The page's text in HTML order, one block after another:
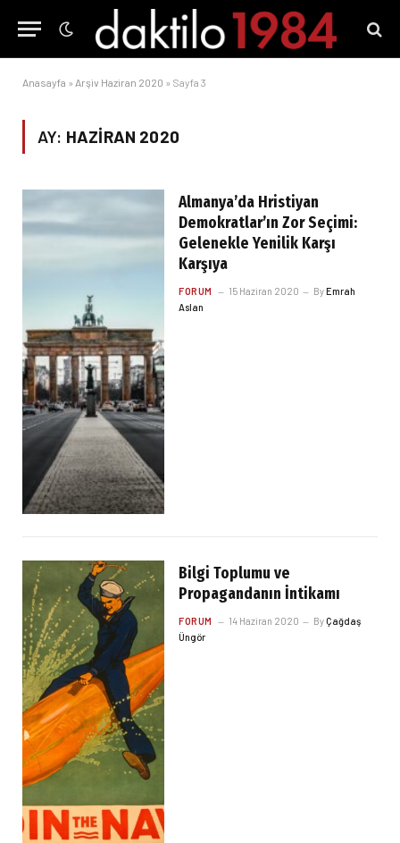
Anasayfa » Arşiv Haziran 2020 » Sayfa 3
AY: HAZIRAN 2020
Almanya’da Hristiyan
Demokratlar’ın Zor Seçimi:
Gelenekle Yenilik Karşı
Karşıya
FORUM 15 Haziran 2020 ByEmrah
Aslan
Bilgi Toplumu ve
Propagandanın İntikamı
FORUM 14 Haziran 2020 ByÇağdaş
Üngör